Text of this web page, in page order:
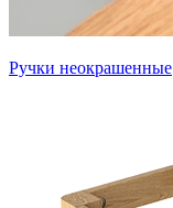
Ручки неокрашенные